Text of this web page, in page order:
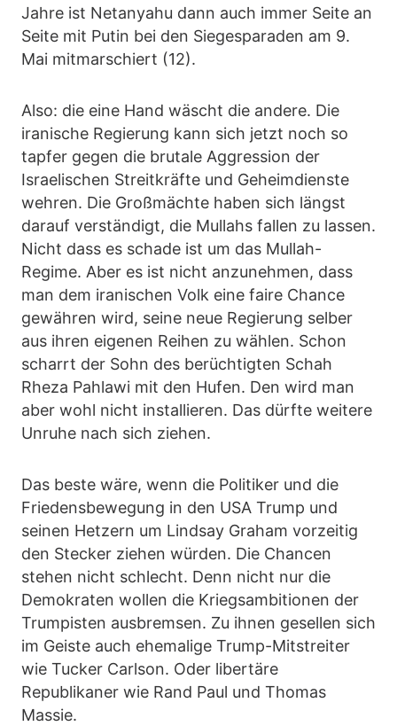
Jahre ist Netanyahu dann auch immer Seite an
Seite mit Putin bei den Siegesparaden am 9.
Mai mitmarschiert (12).
Also: die eine Hand wäscht die andere. Die
iranische Regierung kann sich jetzt noch so
tapfer gegen die brutale Aggression der
Israelischen Streitkräfte und Geheimdienste
wehren. Die Großmächte haben sich längst
darauf verständigt, die Mullahs fallen zu lassen.
Nicht dass es schade ist um das Mullah-
Regime. Aber es ist nicht anzunehmen, dass
man dem iranischen Volk eine faire Chance
gewähren wird, seine neue Regierung selber
aus ihren eigenen Reihen zu wählen. Schon
scharrt der Sohn des berüchtigten Schah
Rheza Pahlawi mit den Hufen. Den wird man
aber wohl nicht installieren. Das dürfte weitere
Unruhe nach sich ziehen.
Das beste wäre, wenn die Politiker und die
Friedensbewegung in den USA Trump und
seinen Hetzern um Lindsay Graham vorzeitig
den Stecker ziehen würden. Die Chancen
stehen nicht schlecht. Denn nicht nur die
Demokraten wollen die Kriegsambitionen der
Trumpisten ausbremsen. Zu ihnen gesellen sich
im Geiste auch ehemalige Trump-Mitstreiter
wie Tucker Carlson. Oder libertäre
Republikaner wie Rand Paul und Thomas
Massie.